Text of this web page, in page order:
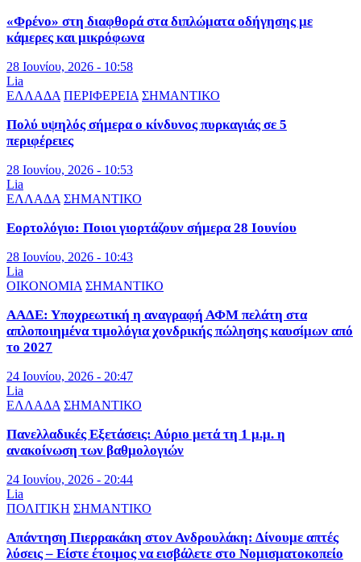
«Φρένο» στη διαφθορά στα διπλώματα οδήγησης με
κάμερες και μικρόφωνα
28 Ιουνίου, 2026 - 10:58
Lia
ΕΛΛΑΔΑ ΠΕΡΙΦΕΡΕΙΑ ΣΗΜΑΝΤΙΚΟ
Πολύ υψηλός σήμερα ο κίνδυνος πυρκαγιάς σε 5
περιφέρειες
28 Ιουνίου, 2026 - 10:53
Lia
ΕΛΛΑΔΑ ΣΗΜΑΝΤΙΚΟ
Εορτολόγιο: Ποιοι γιορτάζουν σήμερα 28 Ιουνίου
28 Ιουνίου, 2026 - 10:43
Lia
ΟΙΚΟΝΟΜΙΑ ΣΗΜΑΝΤΙΚΟ
ΑΑΔΕ: Υποχρεωτική η αναγραφή ΑΦΜ πελάτη στα
απλοποιημένα τιμολόγια χονδρικής πώλησης καυσίμων από
το 2027
24 Ιουνίου, 2026 - 20:47
Lia
ΕΛΛΑΔΑ ΣΗΜΑΝΤΙΚΟ
Πανελλαδικές Εξετάσεις: Αύριο μετά τη 1 μ.μ. η
ανακοίνωση των βαθμολογιών
24 Ιουνίου, 2026 - 20:44
Lia
ΠΟΛΙΤΙΚΗ ΣΗΜΑΝΤΙΚΟ
Απάντηση Πιερρακάκη στον Ανδρουλάκη: Δίνουμε απτές
λύσεις – Είστε έτοιμος να εισβάλετε στο Νομισματοκοπείο